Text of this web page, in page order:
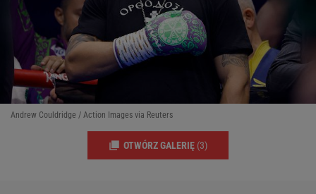
Andrew Couldridge / Action Images via Reuters
OTWÓRZ GALERIĘ (3)